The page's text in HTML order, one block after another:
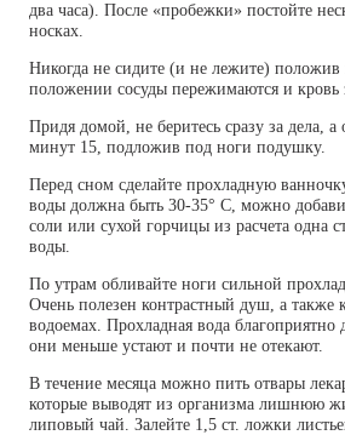
два часа). После «пробежки» постойте
носках.
Никогда не сидите (и не лежите) положив
положении сосуды пережимаются и кровь
Придя домой, не беритесь сразу за дела, а
минут 15, подложив под ноги подушку.
Перед сном сделайте прохладную
воды должна быть 30-35° С, можно
соли или сухой горчицы из расчета одна
воды.
По утрам обливайте ноги сильной
Очень полезен контрастный душ, а также
водоемах. Прохладная вода благоприятно
они меньше устают и почти не отекают.
В течение месяца можно пить отвары
которые выводят из организма лишнюю
липовый чай. Залейте 1,5 ст. ложки